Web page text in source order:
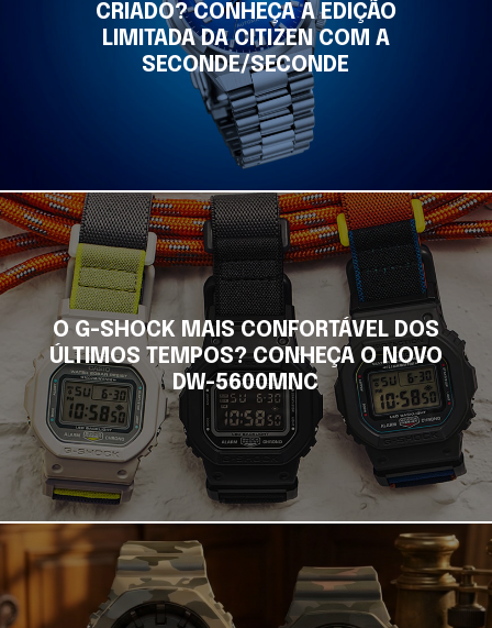
CRIADO? CONHEÇA A EDIÇÃO
LIMITADA DA CITIZEN COM A
SECONDE/SECONDE
O G-SHOCK MAIS CONFORTÁVEL DOS
ÚLTIMOS TEMPOS? CONHEÇA O NOVO
DW-5600MNC